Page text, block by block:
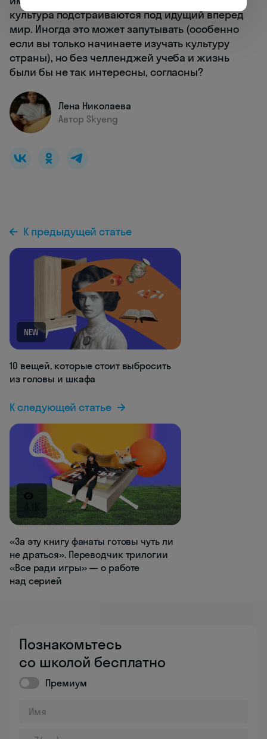
культура подстраиваются под идущий вперед
мир. Иногда это может запутывать (особенно
если вы только начинаете изучать культуру
страны), но без челленджей учеба и жизнь
были бы не так интересны, согласны?
Лена Николаева
Автор Skyeng
К предыдущей статье
NEW
10 вещей, которые стоит выбросить
из головы и шкафа
К следующей статье
«За эту книгу фанаты готовы чуть ли
не драться». Переводчик трилогии
«Все ради игры» — о работе
над серией
Познакомьтесь
со школой бесплатно
Премиум